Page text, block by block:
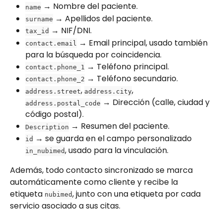
name → Nombre del paciente.
surname → Apellidos del paciente.
tax_id → NIF/DNI.
contact.email
→ Email principal, usado también
para la búsqueda por coincidencia.
contact.phone_1 → Teléfono principal.
contact.phone_2 → Teléfono secundario.
address.street, address.city,
address.postal_code → Dirección (calle, ciudad y
código postal).
Description → Resumen del paciente.
id → se guarda en el campo personalizado
in_nubimed, usado para la vinculación.
Además, todo contacto sincronizado se marca
automáticamente como cliente y recibe la
etiqueta nubimed, junto con una etiqueta por cada
servicio asociado a sus citas.